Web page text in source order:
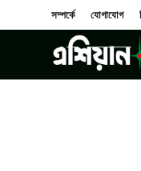
সম্পর্কে যোগাযোগ